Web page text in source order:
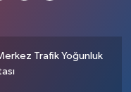
Trafik Yoğunluk